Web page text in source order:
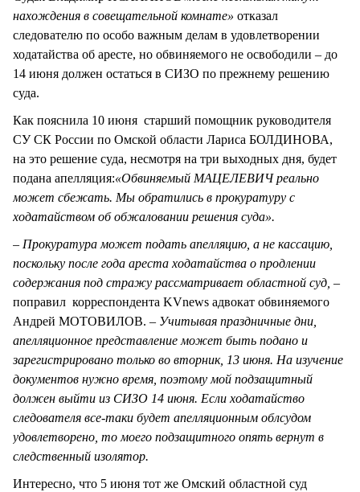
нахождения в совещательной комнате» отказал
следователю по особо важным делам в удовлетворении
ходатайства об аресте, но обвиняемого не освободили – до
14 июня должен остаться в СИЗО по прежнему решению
суда.
Как пояснила 10 июня старший помощник руководителя
СУ СК России по Омской области Лариса БОЛДИНОВА,
на это решение суда, несмотря на три выходных дня, будет
подана апелляция:«Обвиняемый МАЦЕЛЕВИЧ реально
может сбежать. Мы обратились в прокуратуру с
ходатайством об обжаловании решения суда».
– Прокуратура может подать апелляцию, а не кассацию,
поскольку после года ареста ходатайства о продлении
содержания под стражу рассматривает областной суд, –
поправил корреспондента KVnews адвокат обвиняемого
Андрей МОТОВИЛОВ. – Учитывая праздничные дни,
апелляционное представление может быть подано и
зарегистрировано только во вторник, 13 июня. На изучение
документов нужно время, поэтому мой подзащитный
должен выйти из СИЗО 14 июня. Если ходатайство
следователя все-таки будет апелляционным облсудом
удовлетворено, то моего подзащитного опять вернут в
следственный изолятор.
Интересно, что 5 июня тот же Омский областной суд